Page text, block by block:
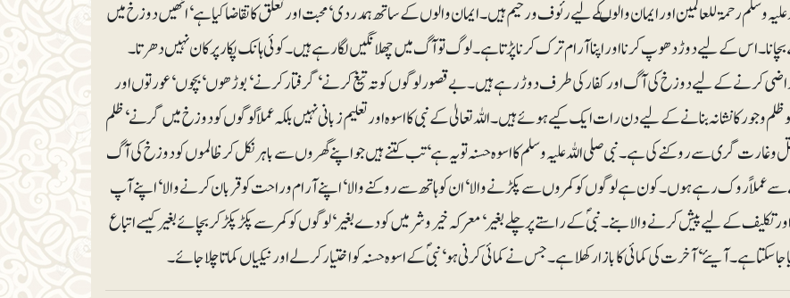
علیہ وسلم رحمۃ للعالمین اور ایمان والوںکے لیے رئوف و رحیم ہیں۔ ایمان والوں کے ساتھ ہمدردی‘ محبت اور تعلق کا تقاضا کیا ہے‘ انھیں دوزخ میں
اس کے لیے دوڑ دھوپ کرنا اور اپنا آرام ترک کرنا پڑتا ہے۔ لوگ تو آگ میں چھلانگیں لگا رہے ہیں۔ کوئی ہانک پکار پر کان نہیں دھرتا۔
کرنے کے لیے دوزخ کی آگ اور کفار کی طرف دوڑ رہے ہیں۔ بے قصورلوگوں کو تہ تیغ کرنے‘ گرفتار کرنے‘ بوڑھوں‘ بچوں‘عورتوں اور
ظلم و جور کا نشانہ بنانے کے لیے دن رات ایک کیے ہوئے ہیں۔ اللہ تعالیٰ کے نبی کا اسوہ اور تعلیم زبانی نہیں بلکہ عملاً لوگوں کو دوزخ میں گرنے‘ ظلم
و غارت گری سے روکنے کی ہے۔ نبی صلی اللہ علیہ وسلم کا اسوہ حسنہ تو یہ ہے‘ تب کتنے ہیں جو اپنے گھروں سے باہر نکل کر ظالموں کو دوزخ کی آگ
عملاً روک رہے ہوں۔ کون ہے لوگوں کو کمروں سے پکڑنے والا‘ ان کو ہاتھ سے روکنے والا‘ اپنے آرام و راحت کو قربان کرنے والا‘ اپنے آپ
تکلیف کے لیے پیش کرنے والا بنے۔ نبیؐ کے راستے پر چلے بغیر‘ معرکہ خیروشر میں کودے بغیر‘ لوگوں کو کمر سے پکڑ پکڑ کر بچائے بغیر کیسے اتباع
جا سکتا ہے۔ آیئے‘ آخرت کی کمائی کا بازار کھلا ہے۔ جس نے کمائی کرنی ہو‘ نبیؐ کے اسوہ حسنہ کو اختیار کر لے اور نیکیاں کماتا چلا جائے۔